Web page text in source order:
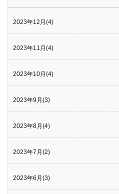
2023年12月(4)
2023年11月(4)
2023年10月(4)
2023年9月(3)
2023年8月(4)
2023年7月(2)
2023年6月(3)